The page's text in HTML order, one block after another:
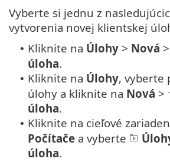
Vyberte si jednu z
vytvorenia novej klientskej
• Kliknite na Úlohy > Nová >
úloha.
• Kliknite na Úlohy, vyberte
úlohy a kliknite na Nová >
úloha.
• Kliknite na cieľové
Počítače a vyberte
úloha.